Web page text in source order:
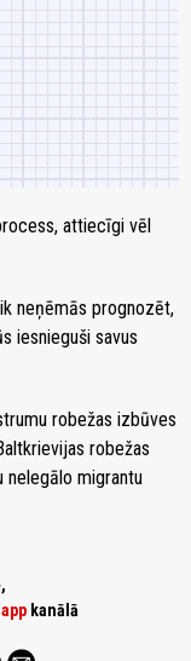
attiecīgi vēl
neņēmās prognozēt,
iesnieguši savus
robežas izbūves
robežas
nelegālo migrantu
kanālā